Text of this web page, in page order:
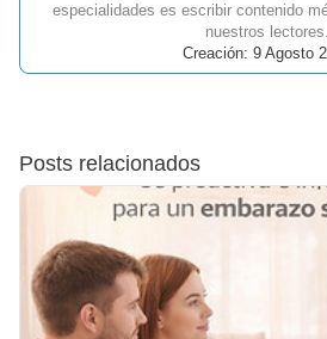
especialidades es escribir contenido
nuestros lectores.
Creación: 9 Agosto
Posts relacionados